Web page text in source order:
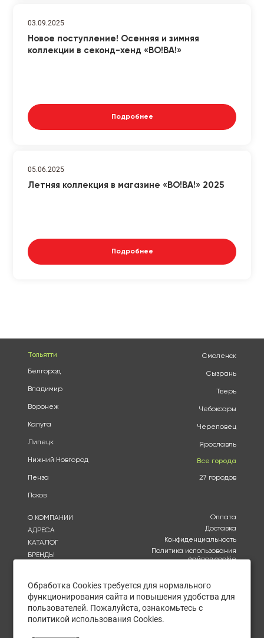
03.09.2025
Новое поступление! Осенняя и зимняя
коллекции в секонд-хенд «ВО!ВА!»
Подробнее
05.06.2025
Летняя коллекция в магазине «ВО!ВА!» 2025
Подробнее
Тольятти
Белгород
Владимир
Воронеж
Калуга
Липецк
Нижний Новгород
Пенза
Псков
Смоленск
Сызрань
Тверь
Чебоксары
Череповец
Ярославль
Все города
27 городов
О КОМПАНИИ
АДРЕСА
КАТАЛОГ
БРЕНДЫ
ОТЗЫВЫ
КОНТАКТЫ
Оплата
Доставка
Конфиденциальность
Политика использования
файлов cookie
Политика в отношении
Обработка Cookies требуется для нормального
функционирования сайта и повышения удобства для
пользователей. Пожалуйста, ознакомьтесь с
политикой использования Cookies.